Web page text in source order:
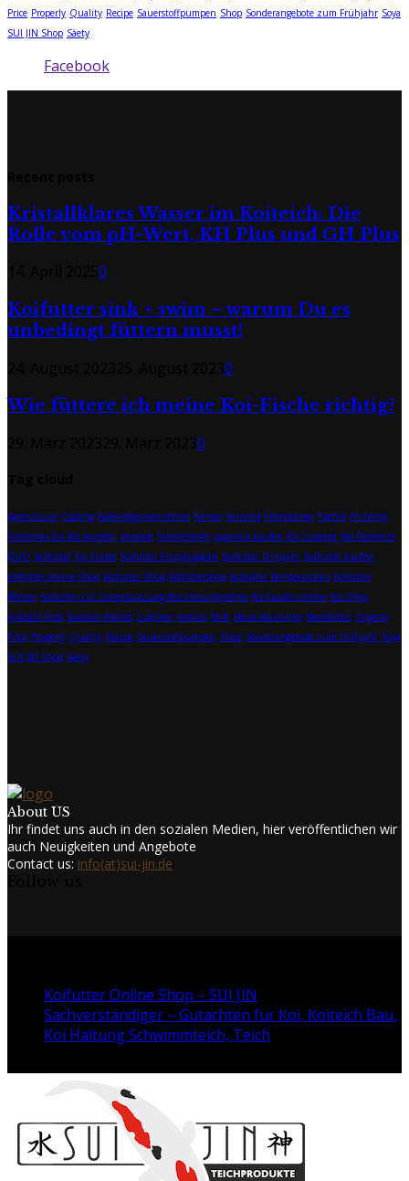
Price Properly Quality Recipe Sauerstoffpumpen Shop Sonderangebote zum Frühjahr Soya
SUI JIN Shop Sàety
Facebook
Kristallklares Wasser im Koiteich: Die
Rolle vom pH-Wert, KH Plus und GH Plus
0
Koifutter sink + swim – warum Du es
unbedingt füttern musst!
0
Wie füttere ich meine Koi-Fische richtig?
0
Agricultural Coating Fadenalgenvernichter Farmer Farming Filterstarter Fischöl Frühling
Futtermix für Koi Karpfen Improve Inhaltsstoffe japankoi kaufen Koi Concept Koi Elements
DUO Koifutter Koi Futter Koifutter Enzyklopädie Koifutter Frühjahr Koifutter kaufen
Koifutter online Shop Koifutter Shop Koifuttershop Koifutter Temperaturen Koifutter
Winter Koifutter zur Unterstützung des Immunsystems Koi kaufen online Koi Shop
Koiteich Frost Koiteich Winter Lupinen market Milk Neue Koi online Newsletter Organic
Price Properly Quality Recipe Sauerstoffpumpen Shop Sonderangebote zum Frühjahr Soya
SUI JIN Shop Sàety
About US
Ihr findet uns auch in den sozialen Medien, hier veröffentlichen wir
auch Neuigkeiten und Angebote
Contact us: info(at)sui-jin.de
Koifutter Online Shop – SUI JIN
Sachverständiger – Gutachten für Koi, Koiteich Bau,
Koi Haltung Schwimmteich, Teich